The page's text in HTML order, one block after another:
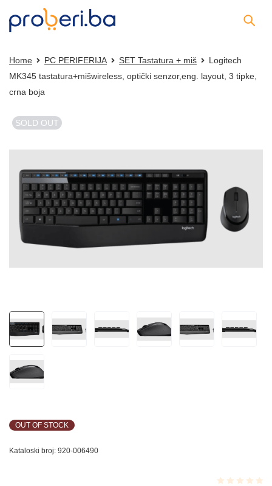
Home PC PERIFERIJA SET Tastatura + miš
Logitech
MK345 tastatura+mišwireless, optički senzor,eng. layout, 3 tipke,
crna boja
SOLD OUT
OUT OF STOCK
Kataloski broj: 920-006490